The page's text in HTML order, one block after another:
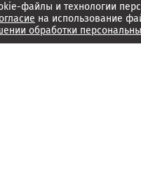
файлы и технологии
на использование
обработки